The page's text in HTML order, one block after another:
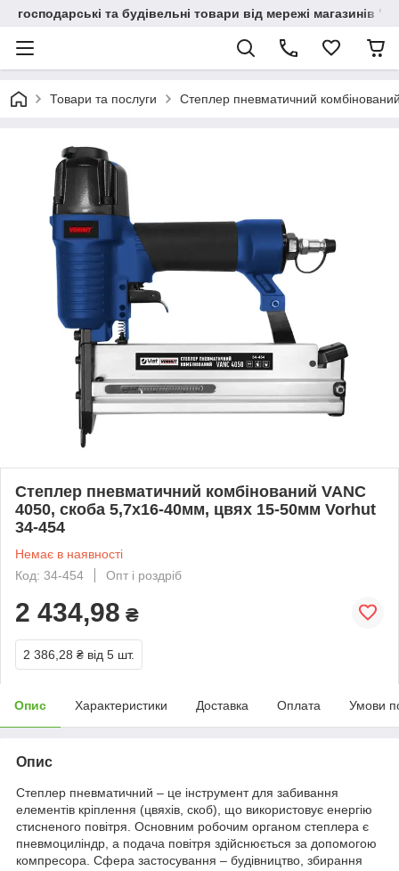
господарські та будівельні товари від мережі магазинів
Товари та послуги Степлер пневматичний
Степлер пневматичний комбінований VANC
4050, скоба 5,7х16-40мм, цвях 15-50мм Vorhut
34-454
Немає в наявності
Код: 34-454
Опт і роздріб
2 434,98 ₴
2 386,28 ₴ від 5 шт.
Опис Характеристики Доставка Оплата Умови
Опис
Степлер пневматичний – це інструмент для забивання
елементів кріплення (цвяхів, скоб), що використовує енергію
стисненого повітря. Основним робочим органом степлера є
пневмоциліндр, а подача повітря здійснюється за допомогою
компресора. Сфера застосування – будівництво, збирання